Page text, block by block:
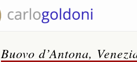
Buovo d’Antona,